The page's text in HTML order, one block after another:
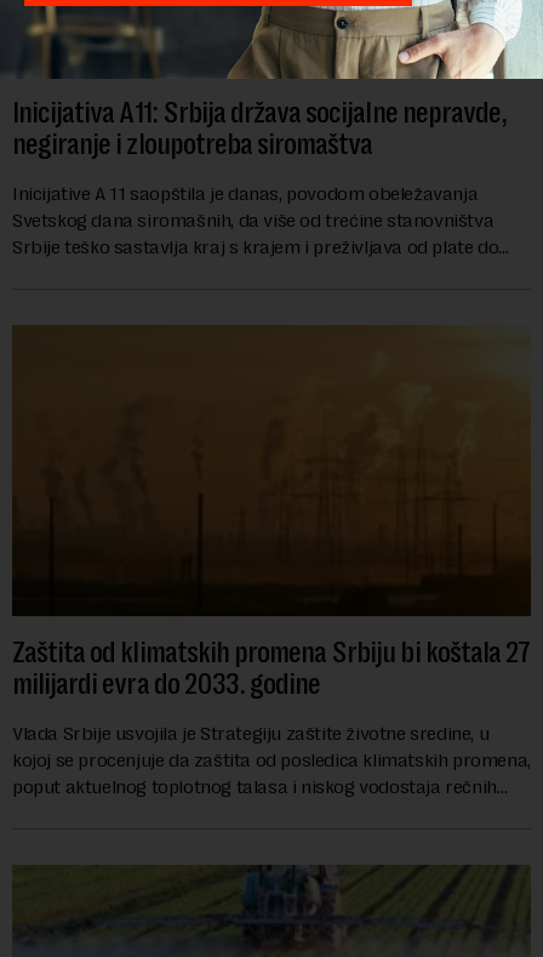
Inicijativa A11: Srbija država socijalne nepravde,
negiranje i zloupotreba siromaštva
Inicijative A 11 saopštila je danas, povodom obeležavanja
Svetskog dana siromašnih, da više od trećine stanovništva
Srbije teško sastavlja kraj s krajem i preživljava od plate do
Zaštita od klimatskih promena Srbiju bi koštala 27
milijardi evra do 2033. godine
Vlada Srbije usvojila je Strategiju zaštite životne sredine, u
kojoj se procenjuje da zaštita od posledica klimatskih promena,
poput aktuelnog toplotnog talasa i niskog vodostaja rečnih